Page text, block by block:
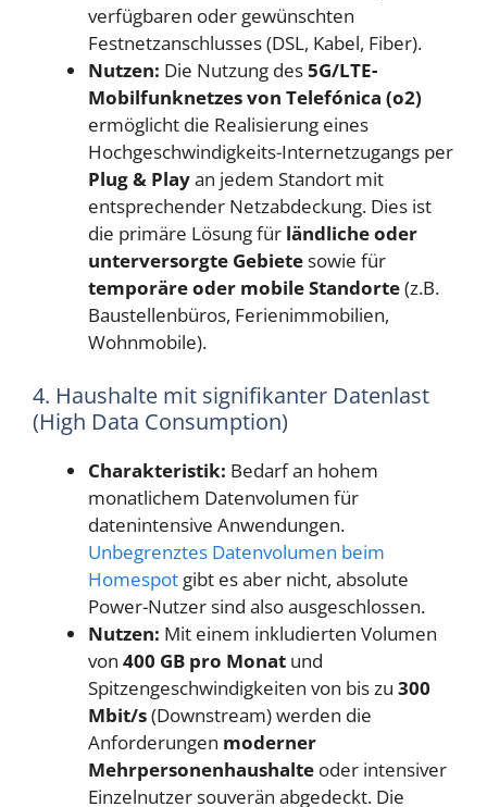
verfügbaren oder gewünschten
Festnetzanschlusses (DSL, Kabel, Fiber).
Nutzen: Die Nutzung des5G/LTE-
Mobilfunknetzes von Telefónica (o2)
ermöglicht die Realisierung eines
Hochgeschwindigkeits-Internetzugangs per
Plug & Playan jedem Standort mit
entsprechender Netzabdeckung. Dies ist
die primäre Lösung für ländliche oder
unterversorgte Gebietesowie für
temporäre oder mobile Standorte(z.B.
Baustellenbüros, Ferienimmobilien,
Wohnmobile).
4. Haushalte mit signifikanter Datenlast
(High Data Consumption)
Charakteristik: Bedarf an hohem
monatlichem Datenvolumen für
datenintensive Anwendungen.
Unbegrenztes Datenvolumen beim
Homespot gibt es aber nicht, absolute
Power-Nutzer sind also ausgeschlossen.
Nutzen: Mit einem inkludierten Volumen
von 400 GB pro Monat und
Spitzengeschwindigkeiten von bis zu 300
Mbit/s(Downstream) werden die
Anforderungen moderner
Mehrpersonenhaushalte oder intensiver
Einzelnutzer souverän abgedeckt. Die